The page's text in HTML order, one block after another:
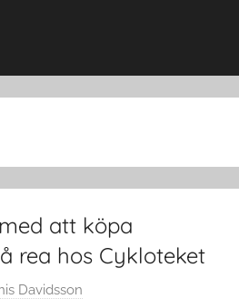
att köpa
rea hos Cykloteket
Davidsson